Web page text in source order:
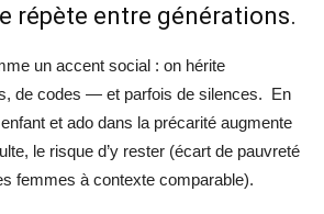
répète entre générations.
un accent social : on hérite
de codes — et parfois de silences. En
et ado dans la précarité augmente
le risque d’y rester (écart de pauvreté
femmes à contexte comparable).